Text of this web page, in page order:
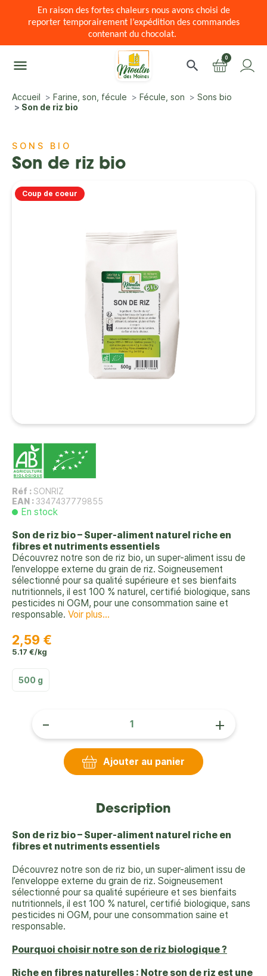
En raison des fortes chaleurs nous avons choisi de
reporter temporairement l’expédition des commandes
contenant du chocolat.
menu search 0
Accueil Farine, son, fécule Fécule, son
Sons bio
Son de riz bio
SONS BIO
Son de riz bio
Coup de coeur
Réf : SONRIZ
EAN : 3347437779855
En stock
Son de riz bio – Super-aliment naturel riche en
fibres et nutriments essentiels
Découvrez notre son de riz bio, un super-aliment issu de
l’enveloppe externe du grain de riz. Soigneusement
sélectionné pour sa qualité supérieure et ses bienfaits
nutritionnels, il est 100 % naturel, certifié biologique, sans
pesticides ni OGM, pour une consommation saine et
responsable. Voir plus...
2,59 €
5.17 €/kg
500 g
- +
Ajouter au panier
Description
Son de riz bio – Super-aliment naturel riche en
fibres et nutriments essentiels
Découvrez notre son de riz bio, un super-aliment issu de
l’enveloppe externe du grain de riz. Soigneusement
sélectionné pour sa qualité supérieure et ses bienfaits
nutritionnels, il est 100 % naturel, certifié biologique, sans
pesticides ni OGM, pour une consommation saine et
responsable.
Pourquoi choisir notre son de riz biologique ?
Riche en fibres naturelles : Notre son de riz est une